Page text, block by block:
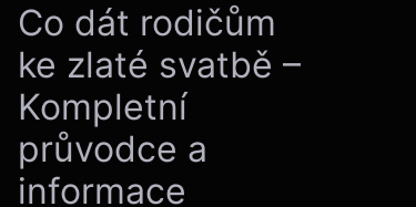
Co dát rodičům
ke zlaté svatbě –
Kompletní
průvodce a
informace